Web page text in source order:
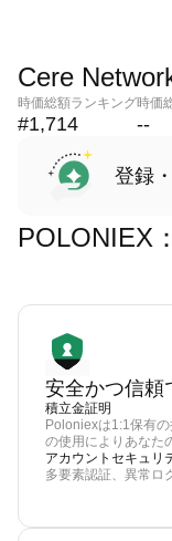
Cere
時価総額ランキング
#1,714
時価
--
登録
POLONIEX
安全かつ信頼
積立金証明
Poloniexは1:1保有
の使用によりあなた
アカウントセキュリ
多要素認証、異常ロ